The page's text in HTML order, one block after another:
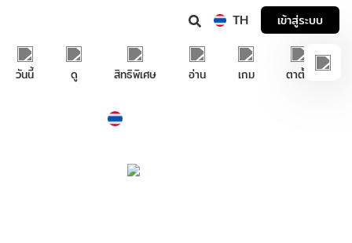
TH เข้าสู่ระบบ
วันนี้ ดู สิทธิพิเศษ อ่าน เกม ตาตั้ง